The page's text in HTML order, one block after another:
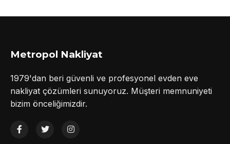
Metropol Nakliyat
1979'dan beri güvenli ve profesyonel evden eve
nakliyat çözümleri sunuyoruz. Müşteri memnuniyeti
bizim önceliğimizdir.